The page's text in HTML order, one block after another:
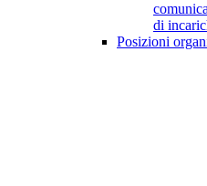
di
Posizioni